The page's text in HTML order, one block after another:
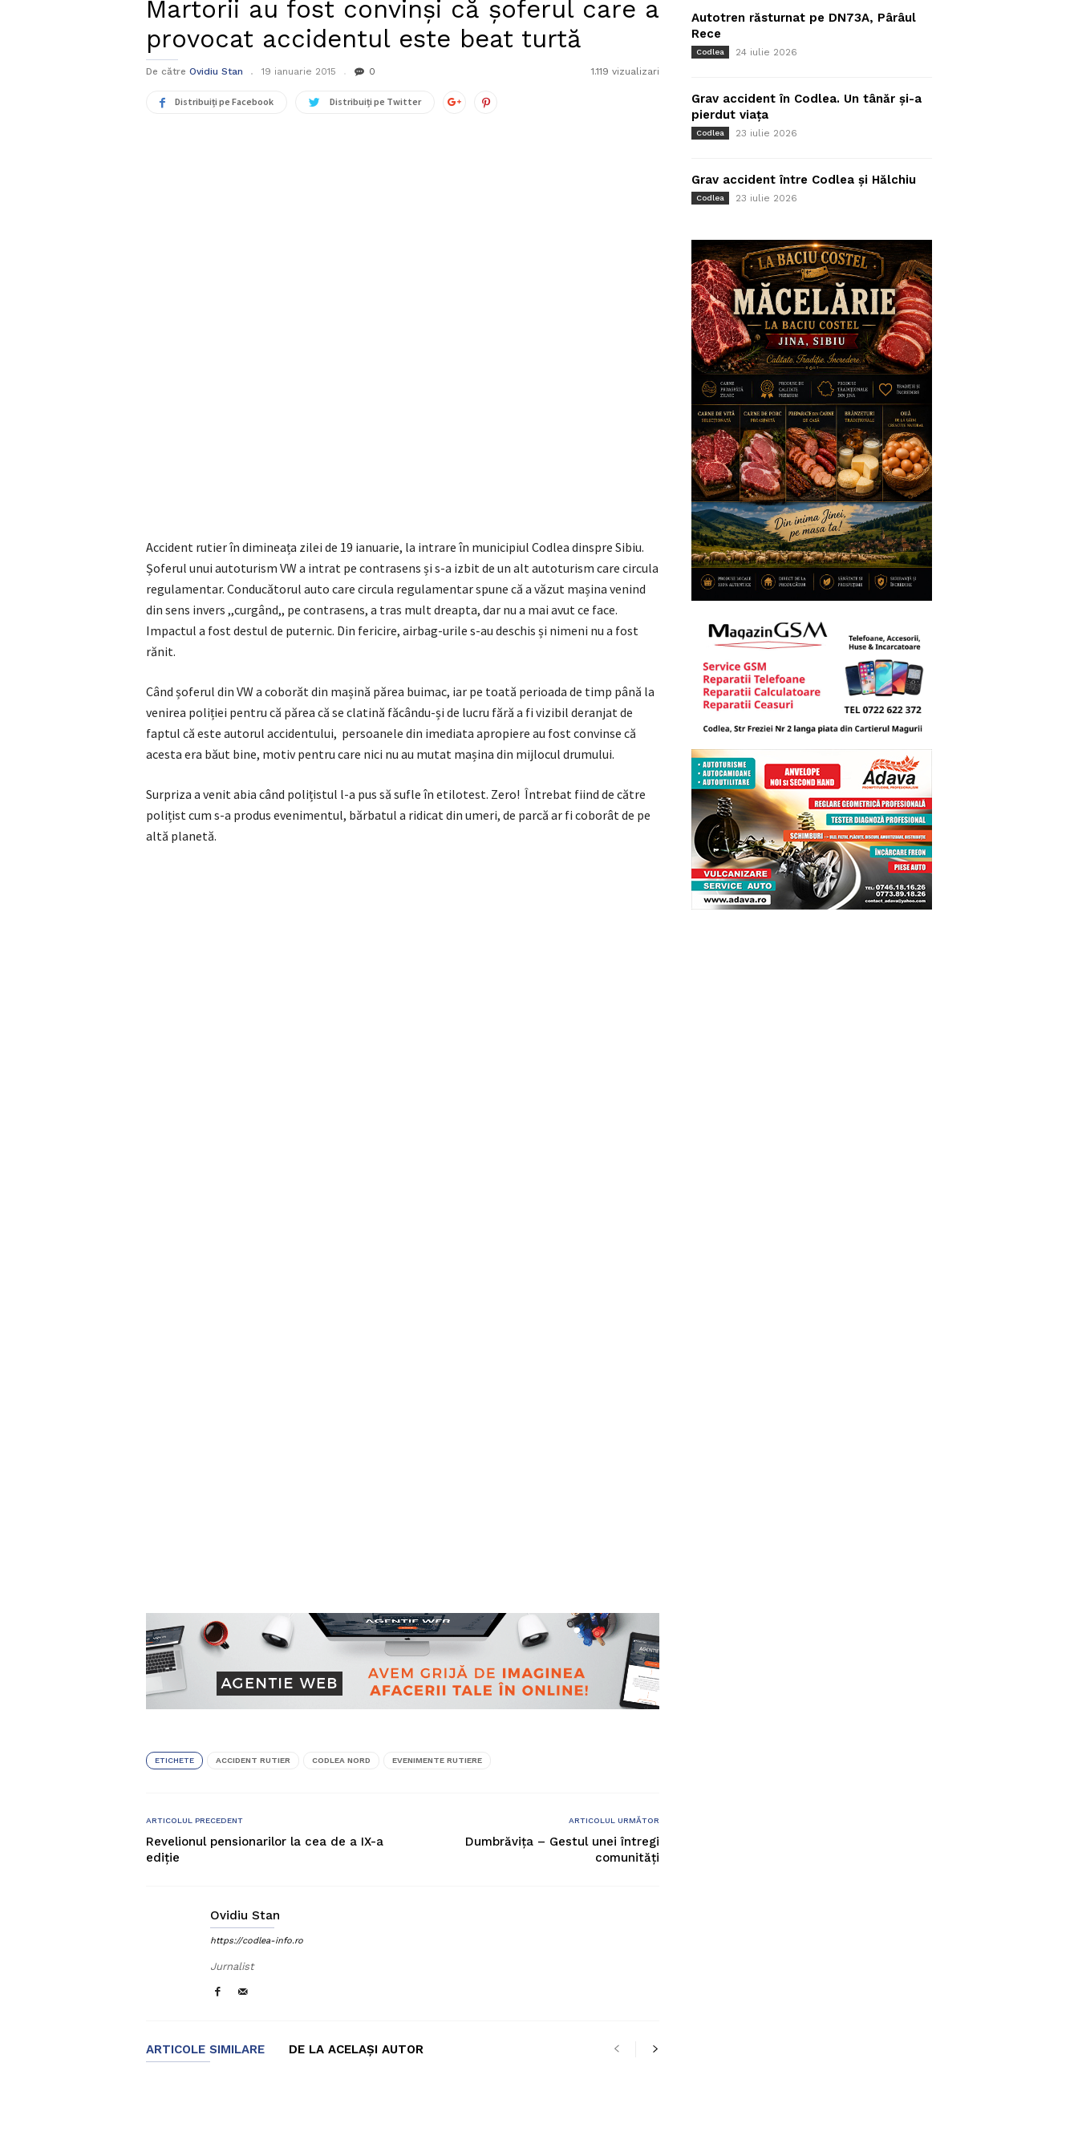
Martorii au fost convinși că șoferul care a
provocat accidentul este beat turtă
De către Ovidiu Stan 19 ianuarie 2015 0 1.119 vizualizari
Distribuiți pe Facebook Distribuiți pe Twitter
Accident rutier în dimineața zilei de 19 ianuarie, la intrare în municipiul Codlea dinspre Sibiu.
Șoferul unui autoturism VW a intrat pe contrasens și s-a izbit de un alt autoturism care circula
regulamentar. Conducătorul auto care circula regulamentar spune că a văzut mașina venind
din sens invers ,,curgând,, pe contrasens, a tras mult dreapta, dar nu a mai avut ce face.
Impactul a fost destul de puternic. Din fericire, airbag-urile s-au deschis și nimeni nu a fost
rănit.
Când șoferul din VW a coborăt din mașină părea buimac, iar pe toată perioada de timp până la
venirea poliției pentru că părea că se clatină făcându-și de lucru fără a fi vizibil deranjat de
faptul că este autorul accidentului, persoanele din imediata apropiere au fost convinse că
acesta era băut bine, motiv pentru care nici nu au mutat mașina din mijlocul drumului.
Surpriza a venit abia când polițistul l-a pus să sufle în etilotest. Zero! Întrebat fiind de către
polițist cum s-a produs evenimentul, bărbatul a ridicat din umeri, de parcă ar fi coborât de pe
altă planetă.
ETICHETE ACCIDENT RUTIER CODLEA NORD EVENIMENTE RUTIERE
ARTICOLUL PRECEDENT
Revelionul pensionarilor la cea de a IX-a
ediție
ARTICOLUL URMĂTOR
Dumbrăvița – Gestul unei întregi
comunități
Ovidiu Stan
https://codlea-info.ro
Jurnalist
ARTICOLE SIMILARE DE LA ACELAȘI AUTOR
Autotren răsturnat pe DN73A, Pârâul
Rece
Codlea 24 iulie 2026
Grav accident în Codlea. Un tânăr și-a
pierdut viața
Codlea 23 iulie 2026
Grav accident între Codlea și Hălchiu
Codlea 23 iulie 2026